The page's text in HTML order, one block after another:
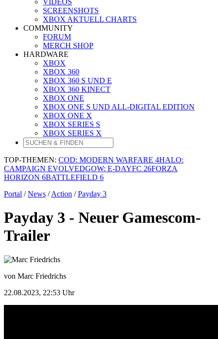
VIDEOS
SCREENSHOTS
XBOX AKTUELL CHARTS
COMMUNITY
FORUM
MERCH SHOP
HARDWARE
XBOX
XBOX 360
XBOX 360 S UND E
XBOX 360 KINECT
XBOX ONE
XBOX ONE S UND ALL-DIGITAL EDITION
XBOX ONE X
XBOX SERIES S
XBOX SERIES X
TOP-THEMEN: COD: MODERN WARFARE 4HALO:
CAMPAIGN EVOLVEDGOW: E-DAYFC 26FORZA
HORIZON 6BATTLEFIELD 6
Portal /News /Action /Payday 3
Payday 3 - Neuer Gamescom-
Trailer
von Marc Friedrichs
22.08.2023, 22:53 Uhr